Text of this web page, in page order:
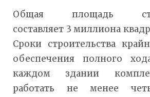
Общая площадь
составляет 3 миллиона
Сроки строительства
обеспечения полного
каждом здании
работать не менее